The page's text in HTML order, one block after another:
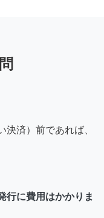
済）前であれば、
行に費用はかかりま